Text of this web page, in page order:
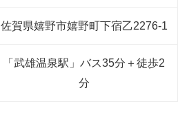
佐賀県嬉野市嬉野町下宿乙2276-1
「武雄温泉駅」バス35分＋徒歩2
分